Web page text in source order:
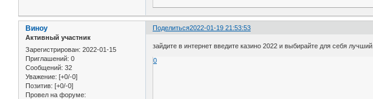
Поделиться2022-01-19 21:53:53
Виноу
Активный участник
Зарегистрирован: 2022-01-15
Приглашений: 0
Сообщений: 32
Уважение: [+0/-0]
Позитив: [+0/-0]
Провел на форуме:
зайдите в интернет введите казино 2022 и выбирайте для себя лучший.
0